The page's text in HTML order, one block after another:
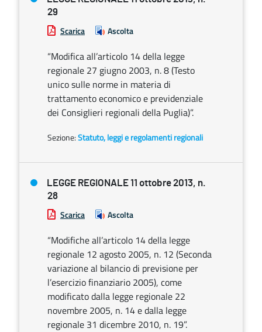
29
Scarica Ascolta
“Modifica all’articolo 14 della legge
regionale 27 giugno 2003, n. 8 (Testo
unico sulle norme in materia di
trattamento economico e previdenziale
dei Consiglieri regionali della Puglia)”.
Sezione:Statuto, leggi e regolamenti regionali
LEGGE REGIONALE 11 ottobre 2013, n.
28
Scarica Ascolta
“Modifiche all’articolo 14 della legge
regionale 12 agosto 2005, n. 12 (Seconda
variazione al bilancio di previsione per
l’esercizio finanziario 2005), come
modificato dalla legge regionale 22
novembre 2005, n. 14 e dalla legge
regionale 31 dicembre 2010, n. 19”.